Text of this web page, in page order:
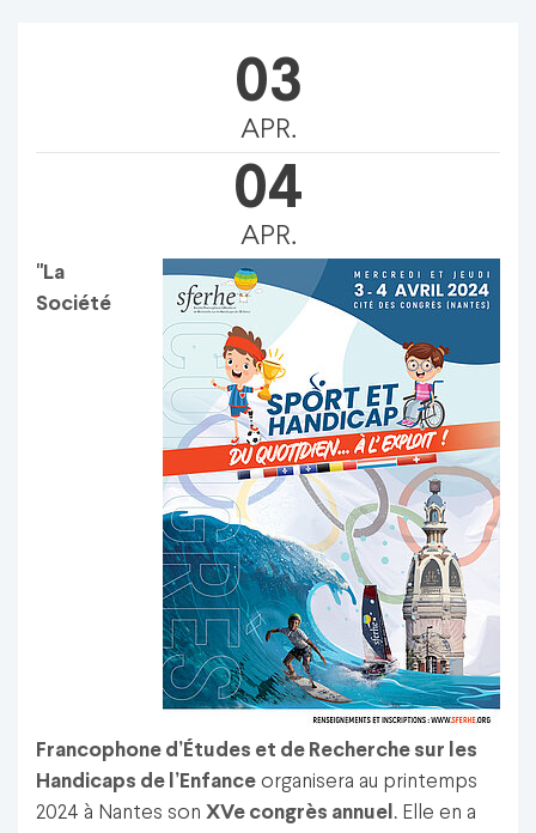
03
APR.
04
APR.
"La
Société
Francophone d’Études et de Recherche sur les
Handicaps de l’Enfance organisera au printemps
2024 à Nantes son XVe congrès annuel . Elle en a